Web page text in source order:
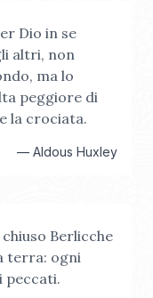
Dio in se
altri, non
ma lo
peggiore di
la crociata.
— Aldous Huxley
Berlicche
terra: ogni
peccati.